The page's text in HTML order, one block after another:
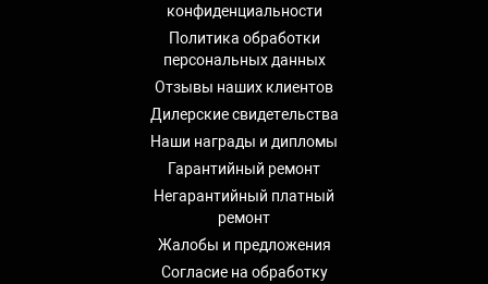
конфиденциальности
Политика обработки
персональных данных
Отзывы наших клиентов
Дилерские свидетельства
Наши награды и дипломы
Гарантийный ремонт
Негарантийный платный
ремонт
Жалобы и предложения
Согласие на обработку